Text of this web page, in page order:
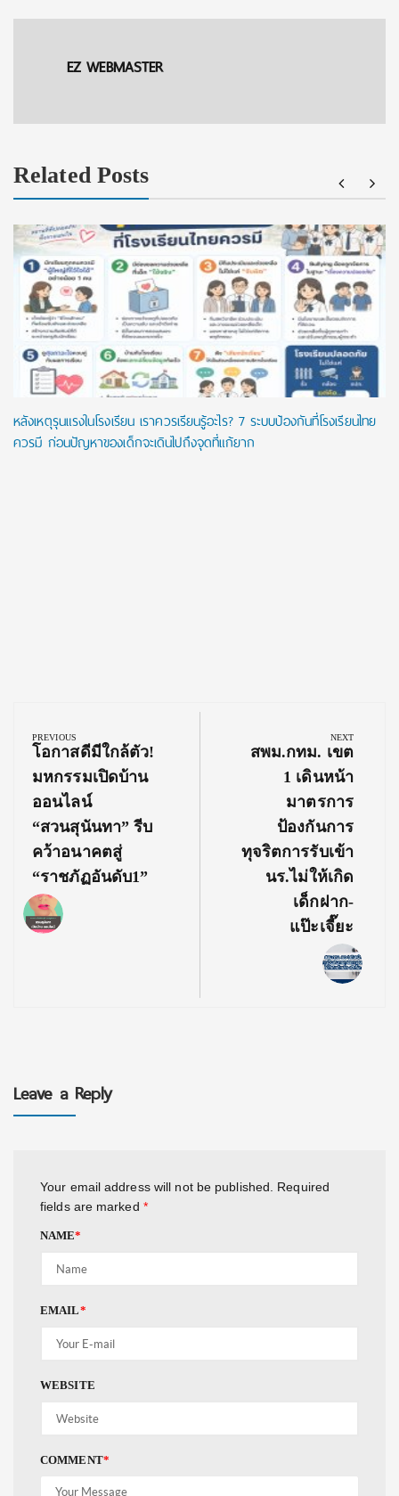
EZ WEBMASTER
Related Posts
หลังเหตุรุนแรงในโรงเรียน เราควรเรียนรู้อะไร? 7 ระบบป้องกันที่โรงเรียนไทย
ควรมี ก่อนปัญหาของเด็กจะเดินไปถึงจุดที่แก้ยาก
navigation
PREVIOUS
Previous
Post:
โอกาสดีมีใกล้ตัว!
มหกรรมเปิดบ้าน
ออนไลน์
“สวนสุนันทา” รีบ
คว้าอนาคตสู่
“ราชภัฏอันดับ1”
NEXT
Next
Post:
สพม.กทม. เขต
1 เดินหน้า
มาตรการ
ป้องกันการ
ทุจริตการรับเข้า
นร.ไม่ให้เกิด
เด็กฝาก-
แป๊ะเจี๊ยะ
Leave a Reply
Your email address will not be published.
Required
fields are marked *
NAME*
EMAIL*
WEBSITE
COMMENT*